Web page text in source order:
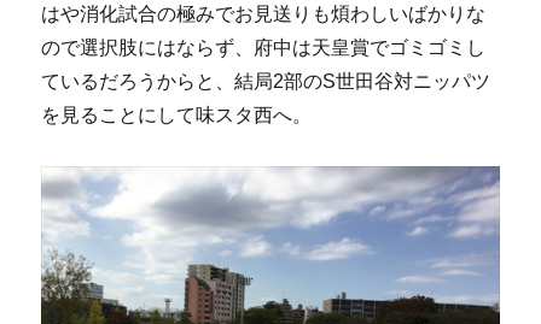
はや消化試合の極みでお見送りも煩わしいばかりな
ので選択肢にはならず、府中は天皇賞でゴミゴミし
ているだろうからと、結局2部のS世田谷対ニッパツ
を見ることにして味スタ西へ。